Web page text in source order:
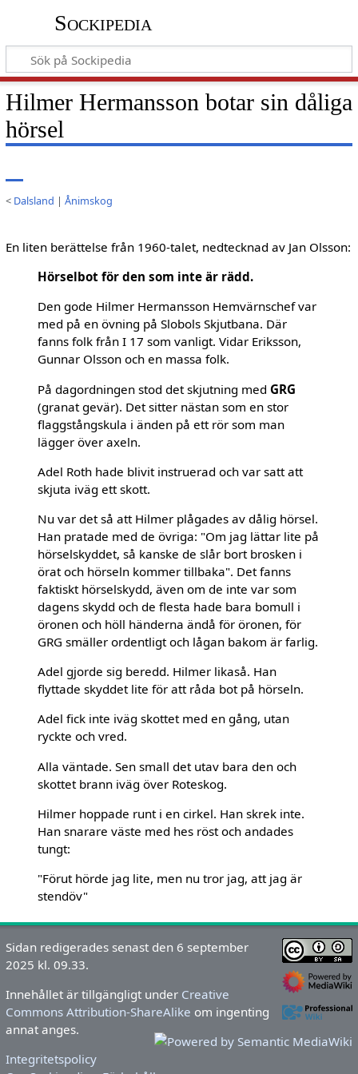
Sockipedia
Hilmer Hermansson botar sin dåliga
hörsel
< Dalsland | Ånimskog
En liten berättelse från 1960-talet, nedtecknad av Jan Olsson:
Hörselbot för den som inte är rädd.
Den gode Hilmer Hermansson Hemvärnschef var
med på en övning på Slobols Skjutbana. Där
fanns folk från I 17 som vanligt. Vidar Eriksson,
Gunnar Olsson och en massa folk.
På dagordningen stod det skjutning med GRG
(granat gevär). Det sitter nästan som en stor
flaggstångskula i änden på ett rör som man
lägger över axeln.
Adel Roth hade blivit instruerad och var satt att
skjuta iväg ett skott.
Nu var det så att Hilmer plågades av dålig hörsel.
Han pratade med de övriga: "Om jag lättar lite på
hörselskyddet, så kanske de slår bort brosken i
örat och hörseln kommer tillbaka". Det fanns
faktiskt hörselskydd, även om de inte var som
dagens skydd och de flesta hade bara bomull i
öronen och höll händerna ändå för öronen, för
GRG smäller ordentligt och lågan bakom är farlig.
Adel gjorde sig beredd. Hilmer likaså. Han
flyttade skyddet lite för att råda bot på hörseln.
Adel fick inte iväg skottet med en gång, utan
ryckte och vred.
Alla väntade. Sen small det utav bara den och
skottet brann iväg över Roteskog.
Hilmer hoppade runt i en cirkel. Han skrek inte.
Han snarare väste med hes röst och andades
tungt:
"Förut hörde jag lite, men nu tror jag, att jag är
stendöv"
Sidan redigerades senast den 6 september
2025 kl. 09.33.
Innehållet är tillgängligt under Creative
Commons Attribution-ShareAlike om ingenting
annat anges.
Integritetspolicy